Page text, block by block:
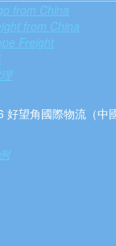
from China
from China
Freight
好望角國際物流（中